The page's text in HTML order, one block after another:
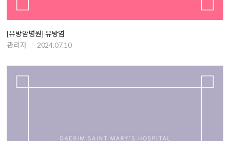
[유방암병원] 유방염
관리자
2024.07.10